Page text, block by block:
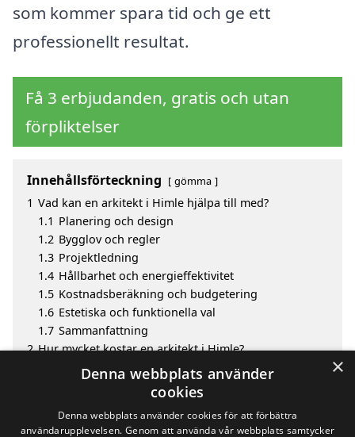
som kommer spara tid och ge ett
professionellt resultat.
Få 3 erbjudanden, gratis och utan
förpliktelser
Innehållsförteckning gömma
1 Vad kan en arkitekt i Himle hjälpa till med?
1.1 Planering och design
1.2 Bygglov och regler
1.3 Projektledning
1.4 Hållbarhet och energieffektivitet
1.5 Kostnadsberäkning och budgetering
1.6 Estetiska och funktionella val
1.7 Sammanfattning
2 Hur mycket kostar en arkitekt i Himle?
Fördelar med att välja arkitekt i Himle
Sök efter en skicklig arkitekt i de omgivande städerna
×
Denna webbplats använder
cookies
Denna webbplats använder cookies för att förbättra
användarupplevelsen. Genom att använda vår webbplats samtycker